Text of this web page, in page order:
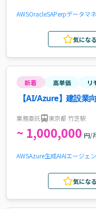
AWSOracleSAPerpデータマ
気になる
新着 高単価 リ
【AI/Azure】建設業
業務委託 東京都 竹芝駅
~ 1,000,000 円/
AWSAzure生成AIAIエージェ
気になる